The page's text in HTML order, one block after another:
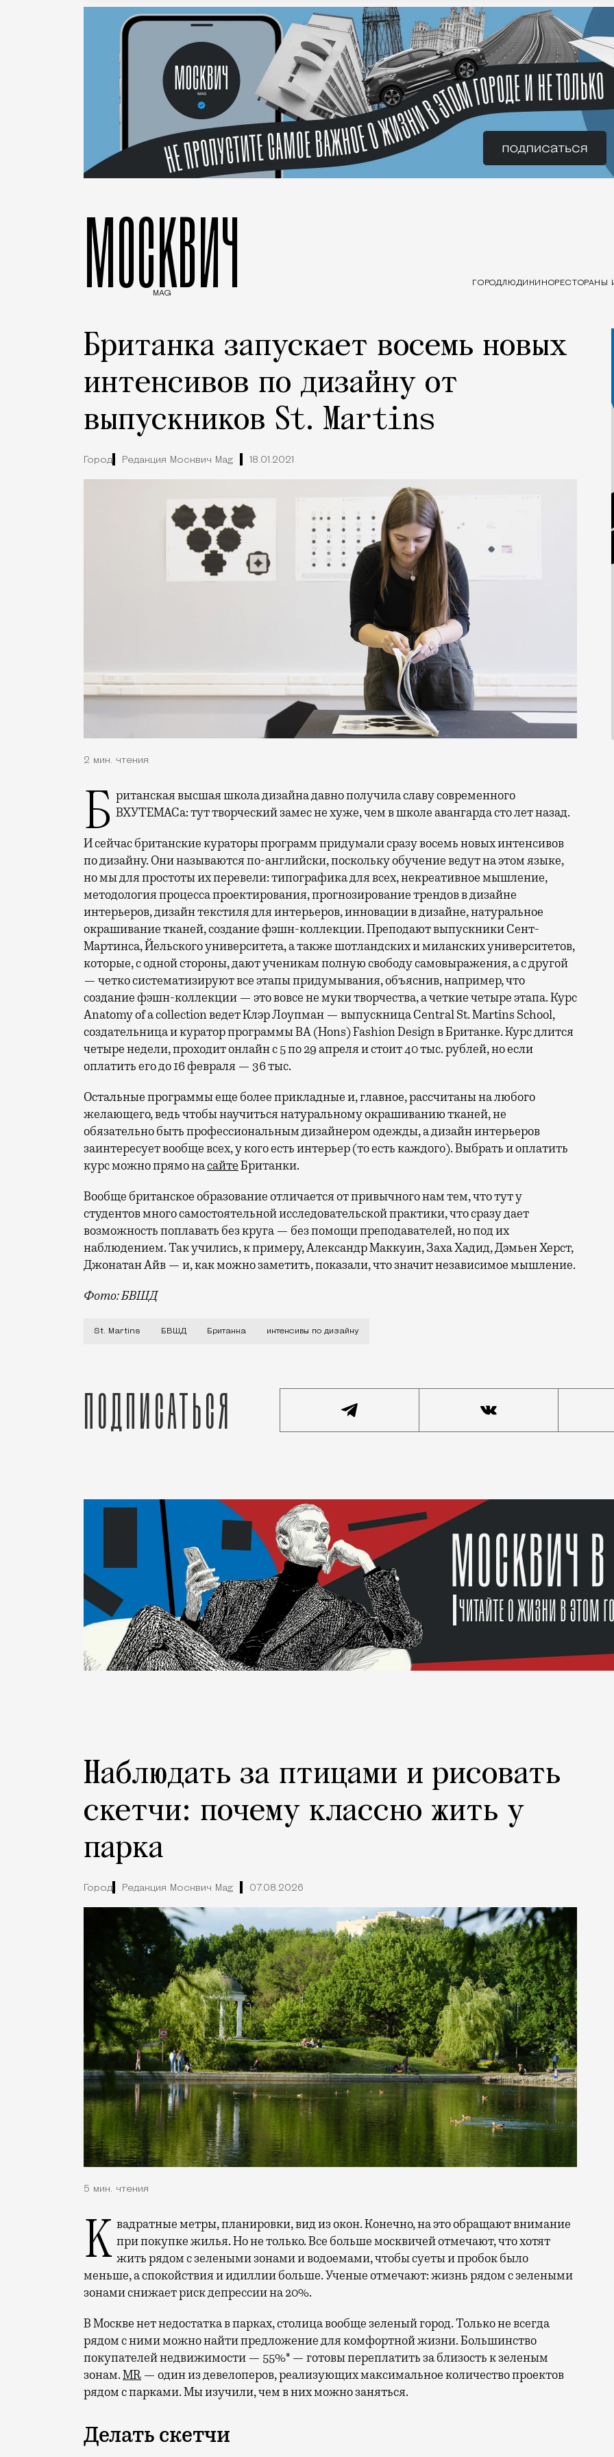
МОСКВИЧ
MAG
ГОРОДЛЮДИ КИНОРЕСТОРАНЫ
Британка запускает восемь новых
интенсивов по дизайну от
выпускников St. Martins
Город Редакция Москвич Mag 18.01.2021
2 мин. чтения
Британская высшая школа дизайна давно получила славу современного ВХУТЕМАСа: тут творческий замес не хуже, чем в школе авангарда сто лет назад.
И сейчас британские кураторы программ придумали сразу восемь новых интенсивов
по дизайну. Они называются по-английски, поскольку обучение ведут на этом языке,
но мы для простоты их перевели: типографика для всех, некреативное мышление,
методология процесса проектирования, прогнозирование трендов в дизайне
интерьеров, дизайн текстиля для интерьеров, инновации в дизайне, натуральное
окрашивание тканей, создание фэшн-коллекции. Преподают выпускники Сент-
Мартинса, Йельского университета, а также шотландских и миланских университетов,
которые, с одной стороны, дают ученикам полную свободу самовыражения, а с другой
— четко систематизируют все этапы придумывания, объяснив, например, что
создание фэшн-коллекции — это вовсе не муки творчества, а четкие четыре этапа. Курс
Anatomy of a collection ведет Клэр Лоупман — выпускница Central St. Martins School,
создательница и куратор программы BA (Hons) Fashion Design в Британке. Курс длится
четыре недели, проходит онлайн с 5 по 29 апреля и стоит 40 тыс. рублей, но если
оплатить его до 16 февраля — 36 тыс.
Остальные программы еще более прикладные и, главное, рассчитаны на любого
желающего, ведь чтобы научиться натуральному окрашиванию тканей, не
обязательно быть профессиональным дизайнером одежды, а дизайн интерьеров
заинтересует вообще всех, у кого есть интерьер (то есть каждого). Выбрать и оплатить
курс можно прямо насайтеБританки.
Вообще британское образование отличается от привычного нам тем, что тут у
студентов много самостоятельной исследовательской практики, что сразу дает
возможность поплавать без круга — без помощи преподавателей, но под их
наблюдением. Так учились, к примеру, Александр Маккуин, Заха Хадид, Дэмьен Херст,
Джонатан Айв — и, как можно заметить, показали, что значит независимое мышление.
Фото: БВШД
Британская высшая школа дизайна давно получила славу современного ВХУТЕМАСа: тут
St. Martins БВШД Британка интенсивы по дизайну
Подписаться
Город
Наблюдать за птицами и рисовать
скетчи: почему классно жить у
парка
Город Редакция Москвич Mag 07.08.2026
5 мин. чтения
Квадратные метры, планировки, вид из окон. Конечно, на это обращают внимание при покупке жилья. Но не только. Все больше москвичей отмечают, что хотят
жить рядом с зелеными зонами и водоемами, чтобы суеты и пробок было
меньше, а спокойствия и идиллии больше. Ученые отмечают: жизнь рядом с зелеными
зонами снижает риск депрессии на 20%.
В Москве нет недостатка в парках, столица вообще зеленый город. Только не всегда
рядом с ними можно найти предложение для комфортной жизни. Большинство
покупателей недвижимости — 55%* — готовы переплатить за близость к зеленым
зонам.MR — один из девелоперов, реализующих максимальное количество проектов
рядом с парками. Мы изучили, чем в них можно заняться.
Делать скетчи